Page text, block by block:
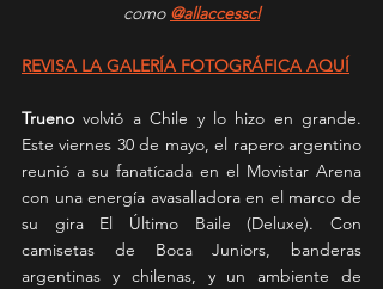
como @allaccesscl
REVISA LA GALERÍA FOTOGRÁFICA AQUÍ
Trueno volvió a Chile y lo hizo en grande.
Este viernes 30 de mayo, el rapero argentino
reunió a su fanatícada en el Movistar Arena
con una energía avasalladora en el marco de
su gira El Último Baile (Deluxe). Con
camisetas de Boca Juniors, banderas
argentinas y chilenas, y un ambiente de